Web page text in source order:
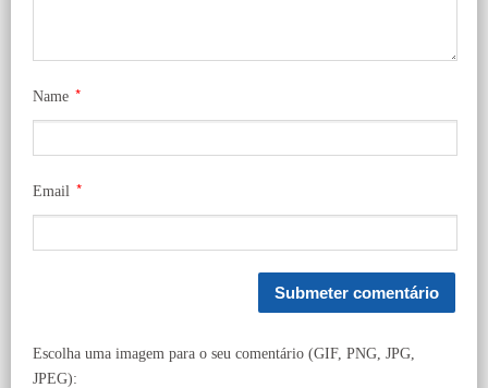
Name *
Email *
Escolha uma imagem para o seu comentário (GIF, PNG, JPG,
JPEG):